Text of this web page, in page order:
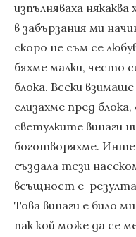
изпълняваха
в забързания ми
скоро не съм се
бяхме малки, често
блока. Всеки
слизахме пред
светулките винаги
боготворяхме.
създала тези
всъщност е
Това винаги е било
пак кой може да се